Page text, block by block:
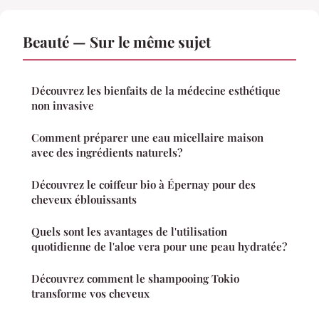
Beauté — Sur le même sujet
Découvrez les bienfaits de la médecine esthétique
non invasive
Comment préparer une eau micellaire maison
avec des ingrédients naturels?
Découvrez le coiffeur bio à Épernay pour des
cheveux éblouissants
Quels sont les avantages de l'utilisation
quotidienne de l'aloe vera pour une peau hydratée?
Découvrez comment le shampooing Tokio
transforme vos cheveux